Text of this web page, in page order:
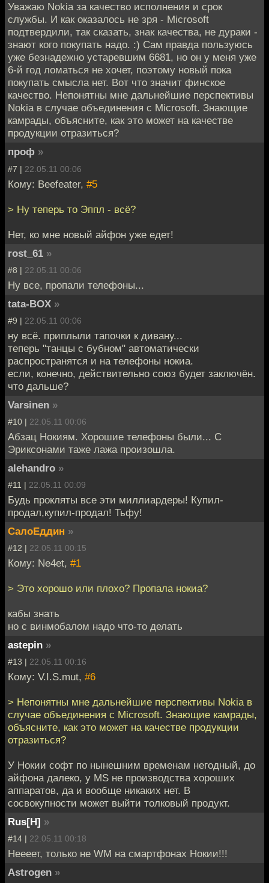
Уважаю Nokia за качество исполнения и срок
службы. И как оказалось не зря - Microsoft
подтвердили, так сказать, знак качества, не дураки -
знают кого покупать надо. :) Сам правда пользуюсь
уже безнадежно устаревшим 6681, но он у меня уже
6-й год ломаться не хочет, поэтому новый пока
покупать смысла нет. Вот что значит финское
качество. Непонятны мне дальнейшие перспективы
Nokia в случае объединения с Microsoft. Знающие
камрады, объясните, как это может на качестве
продукции отразиться?
проф »
#7 | 22.05.11 00:06
Кому: Beefeater, #5
> Ну теперь то Эппл - всё?
Нет, ко мне новый айфон уже едет!
rost_61 »
#8 | 22.05.11 00:06
Ну все, пропали телефоны...
tata-BOX »
#9 | 22.05.11 00:06
ну всё. приплыли тапочки к дивану...
теперь "танцы с бубном" автоматически
распространятся и на телефоны нокиа.
если, конечно, действительно союз будет заключён.
что дальше?
Varsinen »
#10 | 22.05.11 00:06
Абзац Нокиям. Хорошие телефоны были... С
Эриксонами таже лажа произошла.
alehandro »
#11 | 22.05.11 00:09
Будь прокляты все эти миллиардеры! Купил-
продал,купил-продал! Тьфу!
СалоЕддин »
#12 | 22.05.11 00:15
Кому: Ne4et, #1
> Это хорошо или плохо? Пропала нокиа?
кабы знать
но с винмобалом надо что-то делать
astepin »
#13 | 22.05.11 00:16
Кому: V.I.S.mut, #6
> Непонятны мне дальнейшие перспективы Nokia в
случае объединения с Microsoft. Знающие камрады,
объясните, как это может на качестве продукции
отразиться?
У Нокии софт по нынешним временам негодный, до
айфона далеко, у MS не производства хороших
аппаратов, да и вообще никаких нет. В
сосвокупности может выйти толковый продукт.
Rus[H] »
#14 | 22.05.11 00:18
Неееет, только не WM на смартфонах Нокии!!!
Astrogen »